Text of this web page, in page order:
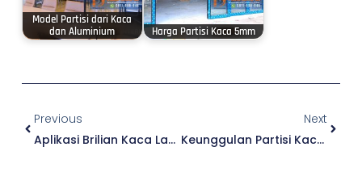
Model Partisi dari Kaca
dan Aluminium
Harga Partisi Kaca 5mm
Previous
Aplikasi Brilian Kaca Laminated Dan Kaca Tempered Untuk Bangunan
Next
Keunggulan Partisi Kaca Tempered Laminated Kantor Ruko Mall & Hotel